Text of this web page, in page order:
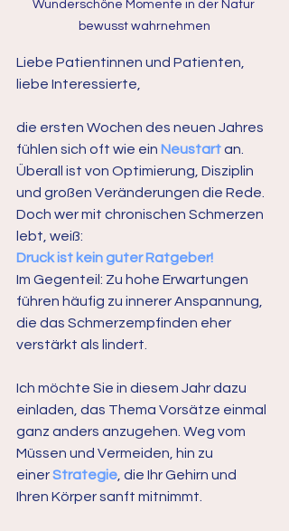
Wunderschöne Momente in der Natur
bewusst wahrnehmen
Liebe Patientinnen und Patienten,
liebe Interessierte,
die ersten Wochen des neuen Jahres
fühlen sich oft wie ein Neustart an.
Überall ist von Optimierung, Disziplin
und großen Veränderungen die Rede.
Doch wer mit chronischen Schmerzen
lebt, weiß:
Druck ist kein guter Ratgeber!
Im Gegenteil: Zu hohe Erwartungen
führen häufig zu innerer Anspannung,
die das Schmerzempfinden eher
verstärkt als lindert.
Ich möchte Sie in diesem Jahr dazu
einladen, das Thema Vorsätze einmal
ganz anders anzugehen. Weg vom
Müssen und Vermeiden, hin zu
einer Strategie , die Ihr Gehirn und
Ihren Körper sanft mitnimmt.